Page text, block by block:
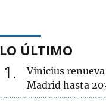
LO ÚLTIMO
1
Vinicius renueva
Madrid hasta